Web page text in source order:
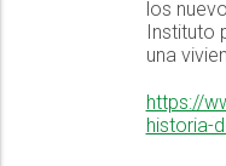
los
Instituto
una
https://
historia-